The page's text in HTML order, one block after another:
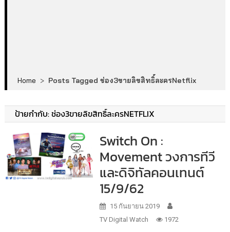
Home > Posts Tagged ช่อง3ขายลิขสิทธิ์ละครNetflix
ป้ายกำกับ:ช่อง3ขายลิขสิทธิ์ละครNETFLIX
Switch On :
Movement วงการทีวี
และดิจิทัลคอนเทนต์
15/9/62
15 กันยายน 2019
TV Digital Watch
1972